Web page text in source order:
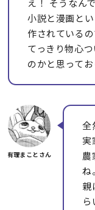
え！ そうなんで
小説と漫画と
作されているの
てっきり物心
のかと思ってお
全
実
農
ね。
親
ら